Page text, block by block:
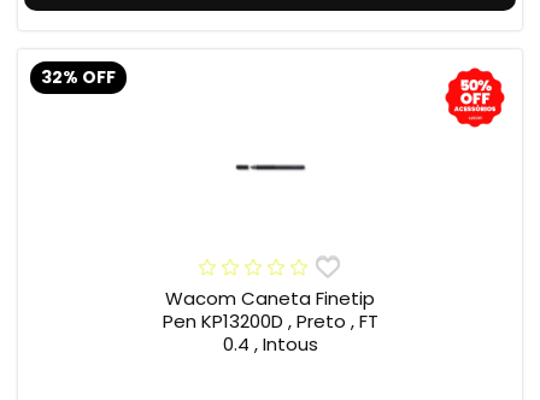
32% OFF
Wacom Caneta Finetip
Pen KP13200D , Preto , FT
0.4 , Intous